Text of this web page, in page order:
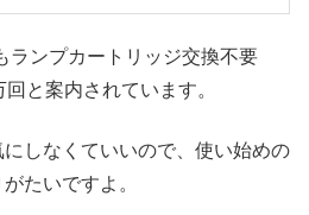
ランプカートリッジ交換不要
と案内されています。
しなくていいので、使い始めの
たいですよ。